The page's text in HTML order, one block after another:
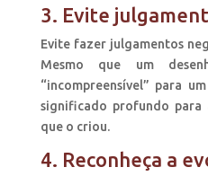
3. Evite
Evite fazer julgamentos
Mesmo que um
“incompreensível” para
significado profundo para
que o criou.
4. Reconheça a